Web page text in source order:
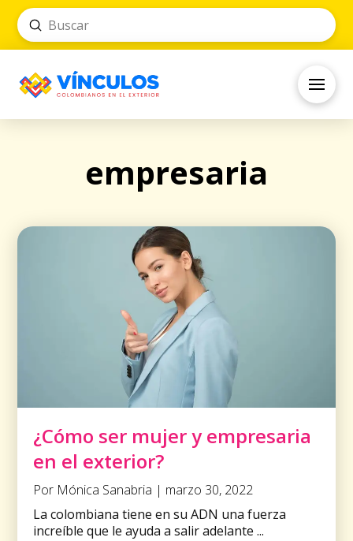
Search
Submit
empresaria
¿Cómo ser mujer y empresaria
en el exterior?
Por Mónica Sanabria | marzo 30, 2022
La colombiana tiene en su ADN una fuerza
increíble que le ayuda a salir adelante ...